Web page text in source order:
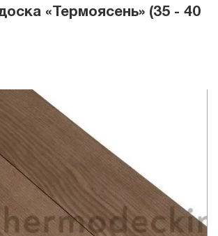
«Термоясень» (35 - 40